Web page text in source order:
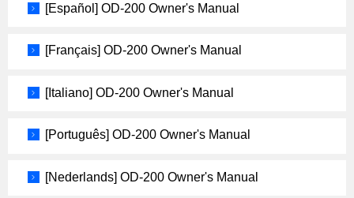
[Español] OD-200 Owner's Manual
[Français] OD-200 Owner's Manual
[Italiano] OD-200 Owner's Manual
[Português] OD-200 Owner's Manual
[Nederlands] OD-200 Owner's Manual